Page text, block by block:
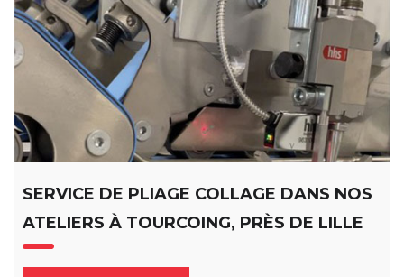
SERVICE DE PLIAGE COLLAGE DANS NOS
ATELIERS À TOURCOING, PRÈS DE LILLE